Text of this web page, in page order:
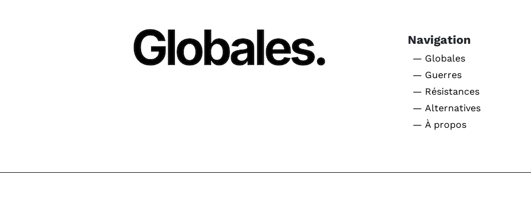
Navigation
— Globales
— Guerres
— Résistances
— Alternatives
— À propos